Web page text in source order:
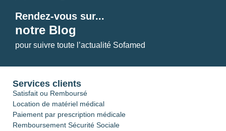
Rendez-vous sur...
notre Blog
pour suivre toute l’actualité Sofamed
Services clients
Satisfait ou Remboursé
Location de matériel médical
Paiement par prescription médicale
Remboursement Sécurité Sociale